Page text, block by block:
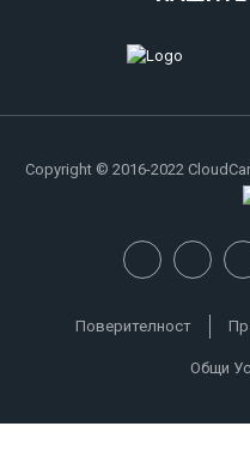
Copyright © 2016-2022
Поверителност
Общи